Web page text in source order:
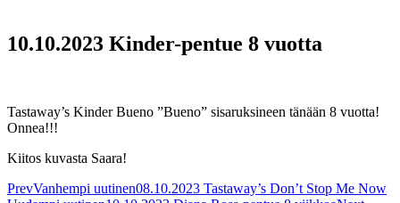
10.10.2023 Kinder-pentue 8 vuotta
Tastaway’s Kinder Bueno ”Bueno” sisaruksineen tänään 8 vuotta!
Onnea!!!
Kiitos kuvasta Saara!
PrevVanhempi uutinen08.10.2023 Tastaway’s Don’t Stop Me Now